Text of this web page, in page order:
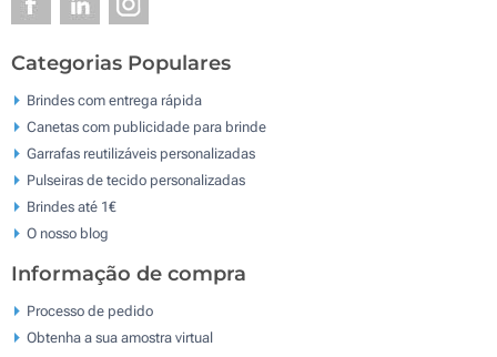
Categorias Populares
Brindes com entrega rápida
Canetas com publicidade para brinde
Garrafas reutilizáveis personalizadas
Pulseiras de tecido personalizadas
Brindes até 1€
O nosso blog
Informação de compra
Processo de pedido
Obtenha a sua amostra virtual